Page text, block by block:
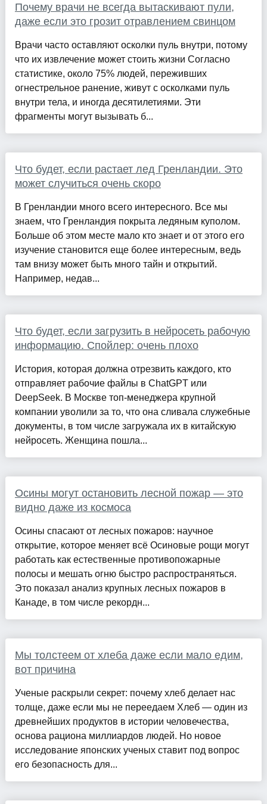
Почему врачи не всегда вытаскивают пули,
даже если это грозит отравлением свинцом
Врачи часто оставляют осколки пуль внутри, потому
что их извлечение может стоить жизни Согласно
статистике, около 75% людей, переживших
огнестрельное ранение, живут с осколками пуль
внутри тела, и иногда десятилетиями. Эти
фрагменты могут вызывать б...
Что будет, если растает лед Гренландии. Это
может случиться очень скоро
В Гренландии много всего интересного. Все мы
знаем, что Гренландия покрыта ледяным куполом.
Больше об этом месте мало кто знает и от этого его
изучение становится еще более интересным, ведь
там внизу может быть много тайн и открытий.
Например, недав...
Что будет, если загрузить в нейросеть рабочую
информацию. Спойлер: очень плохо
История, которая должна отрезвить каждого, кто
отправляет рабочие файлы в ChatGPT или
DeepSeek. В Москве топ-менеджера крупной
компании уволили за то, что она сливала служебные
документы, в том числе загружала их в китайскую
нейросеть. Женщина пошла...
Осины могут остановить лесной пожар — это
видно даже из космоса
Осины спасают от лесных пожаров: научное
открытие, которое меняет всё Осиновые рощи могут
работать как естественные противопожарные
полосы и мешать огню быстро распространяться.
Это показал анализ крупных лесных пожаров в
Канаде, в том числе рекордн...
Мы толстеем от хлеба даже если мало едим,
вот причина
Ученые раскрыли секрет: почему хлеб делает нас
толще, даже если мы не переедаем Хлеб — один из
древнейших продуктов в истории человечества,
основа рациона миллиардов людей. Но новое
исследование японских ученых ставит под вопрос
его безопасность для...